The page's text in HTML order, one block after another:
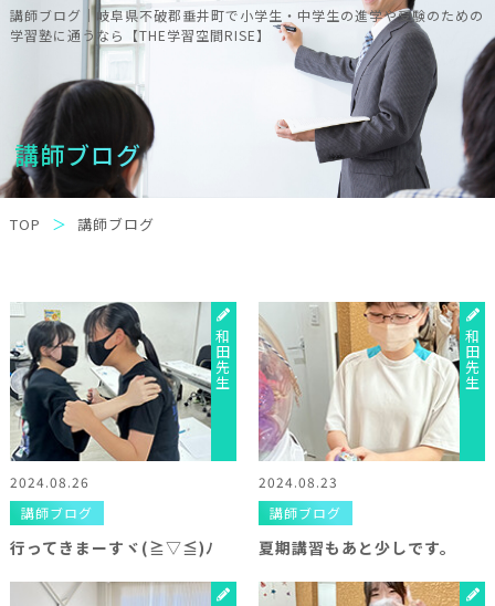
講師ブログ｜岐阜県不破郡垂井町で小学生・中学生の進学や受験のための
学習塾に通うなら【THE学習空間RISE】
講師ブログ
TOP 講師ブログ
和田先生
2024.08.26
講師ブログ
行ってきまーすヾ(≧▽≦)ﾉ
和田先生
2024.08.23
講師ブログ
夏期講習もあと少しです。